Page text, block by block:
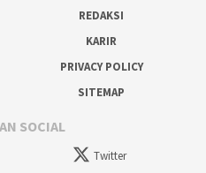
REDAKSI
KARIR
PRIVACY POLICY
SITEMAP
SOCIAL
Twitter